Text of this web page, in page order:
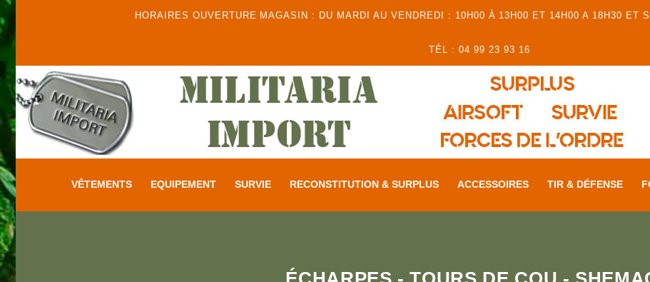
HORAIRES OUVERTURE MAGASIN : DU MARDI AU VENDREDI : 10H00 À 13H00 ET 14H00 A 18H30 ET
TÉL : 04 99 23 93 16
VÊTEMENTS EQUIPEMENT SURVIE RECONSTITUTION & SURPLUS ACCESSOIRES TIR & DÉFENSE